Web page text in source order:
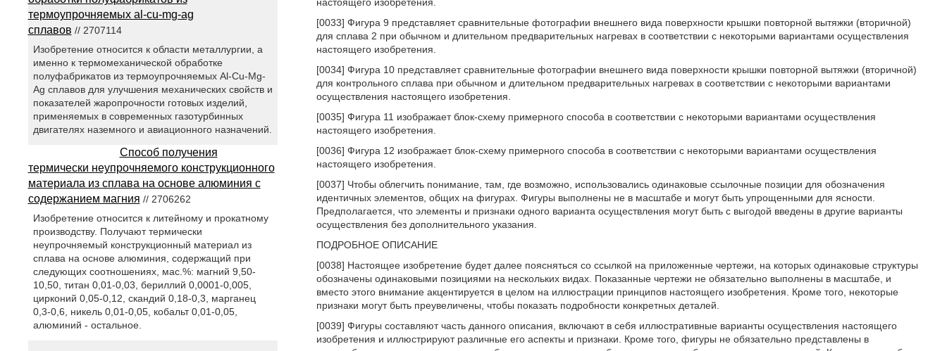
[0033] Фигура 9 представляет сравнительные фотографии внешнего вида поверхности крышки повторной вытяжки (вторичной)
для сплава 2 при обычном и длительном предварительных нагревах в соответствии с некоторыми вариантами осуществления
настоящего изобретения.
[0034] Фигура 10 представляет сравнительные фотографии внешнего вида поверхности крышки повторной вытяжки (вторичной)
для контрольного сплава при обычном и длительном предварительных нагревах в соответствии с некоторыми вариантами
осуществления настоящего изобретения.
[0035] Фигура 11 изображает блок-схему примерного способа в соответствии с некоторыми вариантами осуществления
настоящего изобретения.
[0036] Фигура 12 изображает блок-схему примерного способа в соответствии с некоторыми вариантами осуществления
настоящего изобретения.
[0037] Чтобы облегчить понимание, там, где возможно, использовались одинаковые ссылочные позиции для обозначения
идентичных элементов, общих на фигурах. Фигуры выполнены не в масштабе и могут быть упрощенными для ясности.
Предполагается, что элементы и признаки одного варианта осуществления могут быть с выгодой введены в другие варианты
осуществления без дополнительного указания.
ПОДРОБНОЕ ОПИСАНИЕ
[0038] Настоящее изобретение будет далее поясняться со ссылкой на приложенные чертежи, на которых одинаковые структуры
обозначены одинаковыми позициями на нескольких видах. Показанные чертежи не обязательно выполнены в масштабе, и
вместо этого внимание акцентируется в целом на иллюстрации принципов настоящего изобретения. Кроме того, некоторые
признаки могут быть преувеличены, чтобы показать подробности конкретных деталей.
[0039] Фигуры составляют часть данного описания, включают в себя иллюстративные варианты осуществления настоящего
изобретения и иллюстрируют различные его аспекты и признаки. Кроме того, фигуры не обязательно представлены в
термоупрочняемых al-cu-mg-ag
сплавов // 2707114
Изобретение относится к области металлургии, а
именно к термомеханической обработке
полуфабрикатов из термоупрочняемых Al-Cu-Mg-
Ag сплавов для улучшения механических свойств и
показателей жаропрочности готовых изделий,
применяемых в современных газотурбинных
двигателях наземного и авиационного назначений.
Способ получения
термически неупрочняемого конструкционного
материала из сплава на основе алюминия с
содержанием магния // 2706262
Изобретение относится к литейному и прокатному
производству. Получают термически
неупрочняемый конструкционный материал из
сплава на основе алюминия, содержащий при
следующих соотношениях, мас.%: магний 9,50-
10,50, титан 0,01-0,03, бериллий 0,0001-0,005,
цирконий 0,05-0,12, скандий 0,18-0,3, марганец
0,3-0,6, никель 0,01-0,05, кобальт 0,01-0,05,
алюминий - остальное.